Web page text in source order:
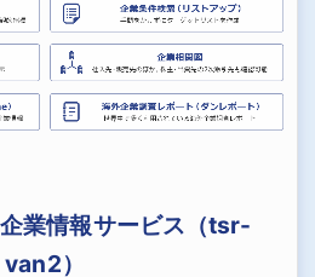
業情報サービス（tsr-
van2）